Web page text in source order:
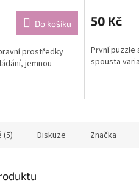
Do košíku
prostředky
jemnou
50 Kč
První puzzle
spousta
(5) Diskuze Značka